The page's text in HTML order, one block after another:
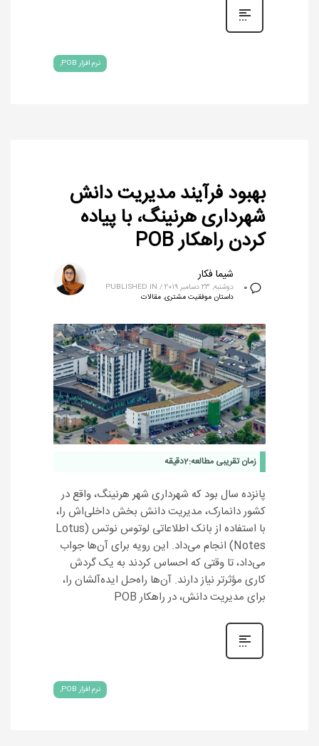
نرم افزار POB
بهبود فرآیند مدیریت دانش
شهرداری هرنینگ، با پیاده‌
کردن راهکار POB
0
شیما فکار
دوشنبه, 23 دسامبر 2019 /
PUBLISHED IN
داستان موفقیت مشتری, مقالات
زمان تقریبی مطالعه:2دقیقه
پانزده سال بود که شهرداری شهر هرنینگ، واقع در
کشور دانمارک، مدیریت دانش بخش داخلی‌اش را،
با استفاده از بانک اطلاعاتی لوتوس نوتس (Lotus
Notes) انجام می‌داد. این رویه برای آن‌ها جواب
می‌داد، تا وقتی که احساس کردند به یک گردش
کاری مؤثرتر نیاز دارند. آن‌ها راه‌حل ایده‌آلشان را،
برای مدیریت دانش، در راهکار POB
نرم افزار POB